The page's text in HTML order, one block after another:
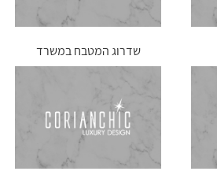
שדרוג המטבח במשרד
באמצעות משטחי קוריאן